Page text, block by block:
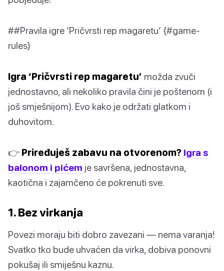
##Pravila igre ‘Pričvrsti rep magaretu’ {#game-
rules}
Igra ‘Pričvrsti rep magaretu’ možda zvuči
jednostavno, ali nekoliko pravila čini je poštenom (i
još smješnijom). Evo kako je održati glatkom i
duhovitom.
👉 Priređuješ zabavu na otvorenom? Igra s
balonom i pićem je savršena, jednostavna,
kaotična i zajamčeno će pokrenuti sve.
1. Bez virkanja
Povezi moraju biti dobro zavezani — nema varanja!
Svatko tko bude uhvaćen da virka, dobiva ponovni
pokušaj ili smiješnu kaznu.